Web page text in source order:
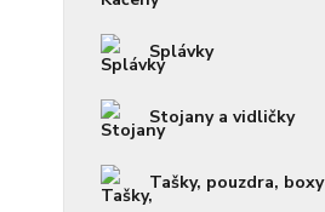
Splávky
Stojany a vidličky
Tašky, pouzdra, boxy